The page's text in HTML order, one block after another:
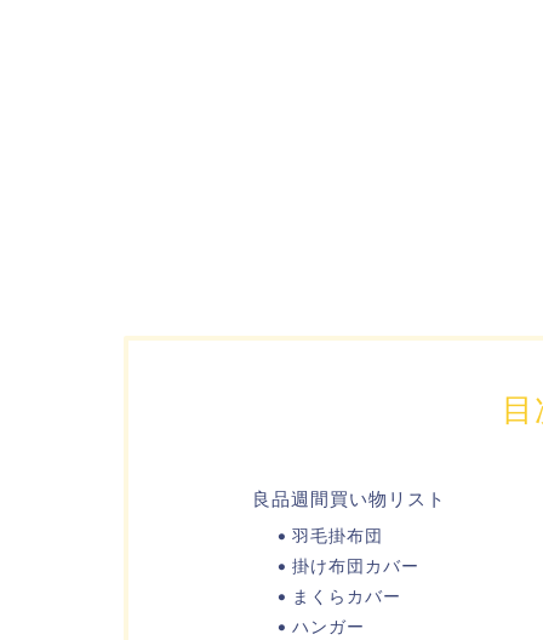
目
良品週間買い物リスト
羽毛掛布団
掛け布団カバー
まくらカバー
ハンガー